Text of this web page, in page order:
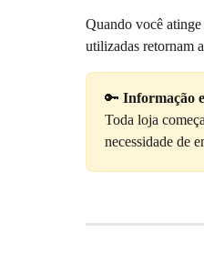
Quando você
utilizadas retornam
🔑 Informação
Toda loja
necessidade de